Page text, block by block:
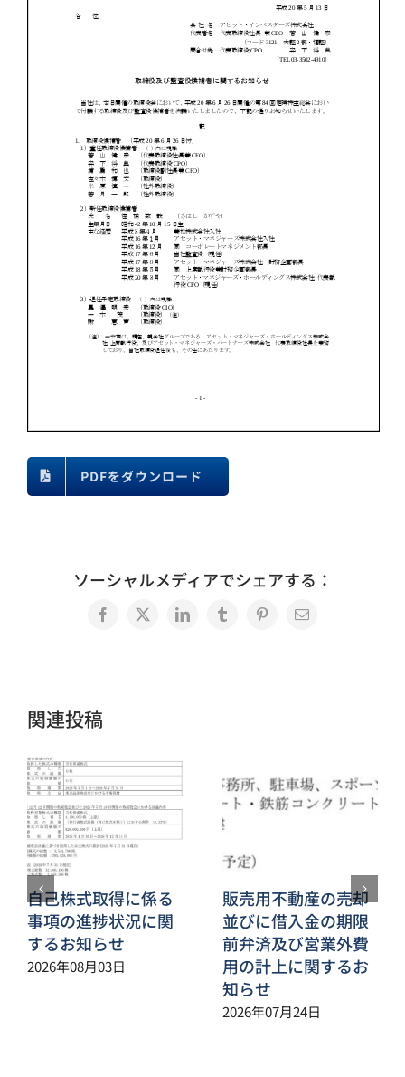
PDFをダウンロード
ソーシャルメディアでシェアする：
Facebook
X LinkedInTumblrPinterest
電
関連投稿
自己株式取得に係る
事項の進捗状況に関
するお知らせ
2026年08月03日
販売用不動産の売却
並びに借入金の期限
前弁済及び営業外費
用の計上に関するお
知らせ
2026年07月24日